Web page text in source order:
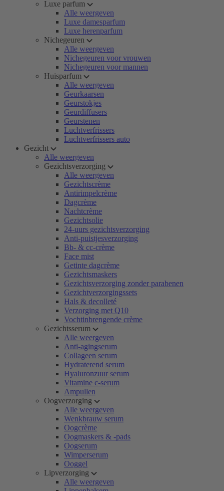
Luxe parfum
Alle weergeven
Luxe damesparfum
Luxe herenparfum
Nichegeuren
Alle weergeven
Nichegeuren voor vrouwen
Nichegeuren voor mannen
Huisparfum
Alle weergeven
Geurkaarsen
Geurstokjes
Geurdiffusers
Geurstenen
Luchtverfrissers
Luchtverfrissers auto
Gezicht
Alle weergeven
Gezichtsverzorging
Alle weergeven
Gezichtscrème
Antirimpelcrème
Dagcrème
Nachtcrème
Gezichtsolie
24-uurs gezichtsverzorging
Anti-puistjesverzorging
Bb- & cc-crème
Face mist
Getinte dagcrème
Gezichtsmaskers
Gezichtsverzorging zonder parabenen
Gezichtverzorgingssets
Hals & decolleté
Verzorging met Q10
Vochtinbrengende crème
Gezichtsserum
Alle weergeven
Anti-agingserum
Collageen serum
Hydraterend serum
Hyaluronzuur serum
Vitamine c-serum
Ampullen
Oogverzorging
Alle weergeven
Wenkbrauw serum
Oogcrème
Oogmaskers & -pads
Oogserum
Wimperserum
Ooggel
Lipverzorging
Alle weergeven